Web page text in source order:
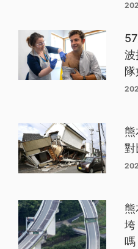
波
對
垮
嗎